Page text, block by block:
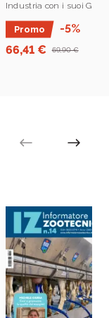
Industria con i suoi
preparato questa
che da anni è il punto
tecnico, scientifico e .
Promo
-5%
66,41 €
69,90 €